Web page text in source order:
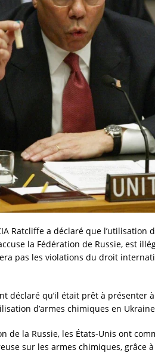
Ratcliffe a déclaré que l’utilisation
la Fédération de Russie, est
pas les violations du droit
déclaré qu’il était prêt à présenter
d’armes chimiques en
de la Russie, les États-Unis ont
sur les armes chimiques, grâce